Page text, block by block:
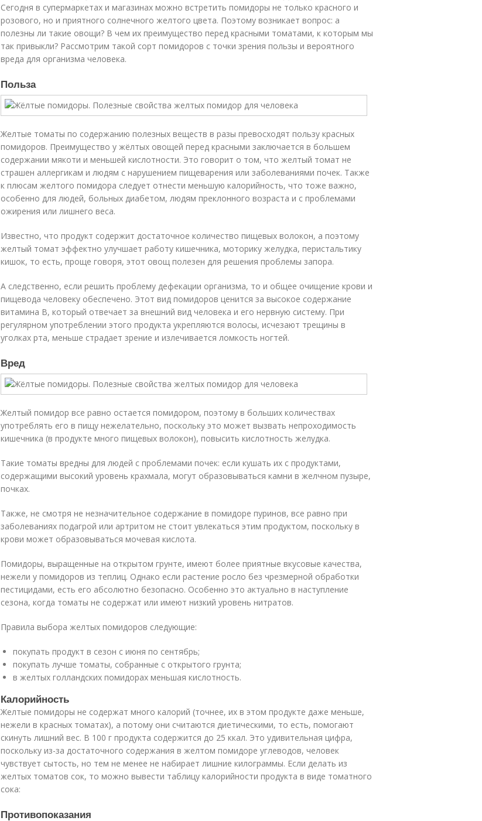
Сегодня в супермаркетах и магазинах можно встретить помидоры не только красного и
розового, но и приятного солнечного желтого цвета. Поэтому возникает вопрос: а
полезны ли такие овощи? В чем их преимущество перед красными томатами, к которым мы
так привыкли? Рассмотрим такой сорт помидоров с точки зрения пользы и вероятного
вреда для организма человека.
Польза
Желтые томаты по содержанию полезных веществ в разы превосходят пользу красных
помидоров. Преимущество у жёлтых овощей перед красными заключается в большем
содержании мякоти и меньшей кислотности. Это говорит о том, что желтый томат не
страшен аллергикам и людям с нарушением пищеварения или заболеваниями почек. Также
к плюсам желтого помидора следует отнести меньшую калорийность, что тоже важно,
особенно для людей, больных диабетом, людям преклонного возраста и с проблемами
ожирения или лишнего веса.
Известно, что продукт содержит достаточное количество пищевых волокон, а поэтому
желтый томат эффектно улучшает работу кишечника, моторику желудка, перистальтику
кишок, то есть, проще говоря, этот овощ полезен для решения проблемы запора.
А следственно, если решить проблему дефекации организма, то и общее очищение крови и
пищевода человеку обеспечено. Этот вид помидоров ценится за высокое содержание
витамина В, который отвечает за внешний вид человека и его нервную систему. При
регулярном употреблении этого продукта укрепляются волосы, исчезают трещины в
уголках рта, меньше страдает зрение и излечивается ломкость ногтей.
Вред
Желтый помидор все равно остается помидором, поэтому в больших количествах
употреблять его в пищу нежелательно, поскольку это может вызвать непроходимость
кишечника (в продукте много пищевых волокон), повысить кислотность желудка.
Такие томаты вредны для людей с проблемами почек: если кушать их с продуктами,
содержащими высокий уровень крахмала, могут образовываться камни в желчном пузыре,
почках.
Также, не смотря не незначительное содержание в помидоре пуринов, все равно при
заболеваниях подагрой или артритом не стоит увлекаться этим продуктом, поскольку в
крови может образовываться мочевая кислота.
Помидоры, выращенные на открытом грунте, имеют более приятные вкусовые качества,
нежели у помидоров из теплиц. Однако если растение росло без чрезмерной обработки
пестицидами, есть его абсолютно безопасно. Особенно это актуально в наступление
сезона, когда томаты не содержат или имеют низкий уровень нитратов.
Правила выбора желтых помидоров следующие:
покупать продукт в сезон с июня по сентябрь;
покупать лучше томаты, собранные с открытого грунта;
в желтых голландских помидорах меньшая кислотность.
Калорийность
Желтые помидоры не содержат много калорий (точнее, их в этом продукте даже меньше,
нежели в красных томатах), а потому они считаются диетическими, то есть, помогают
скинуть лишний вес. В 100 г продукта содержится до 25 ккал. Это удивительная цифра,
поскольку из-за достаточного содержания в желтом помидоре углеводов, человек
чувствует сытость, но тем не менее не набирает лишние килограммы. Если делать из
желтых томатов сок, то можно вывести таблицу калорийности продукта в виде томатного
сока:
Противопоказания